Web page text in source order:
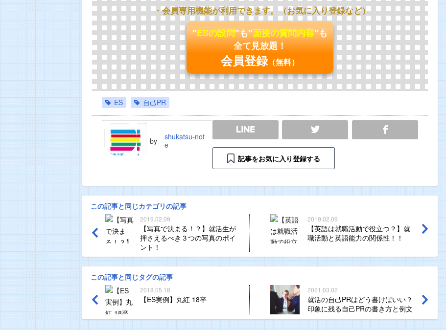
・会員専用機能が利用できます。（お気に入り登録など）
"ESの設問"も"面接の質問内容"も
全て見放題！
会員登録（無料）
ES 自己PR
by
shukatsu-not
e
LINE SHARE
記事をお気に入り登録する
この記事と同じカテゴリの記事
2019.02.09
【写真で決まる！？】就活生が
押さえるべき３つの写真のポイ
ント！
2019.02.09
【英語は就職活動で役立つ？】就
職活動と英語能力の関係性！！
この記事と同じタグの記事
2018.05.18
【ES実例】丸紅 18卒
2021.03.02
就活の自己PRはどう書けばいい？
印象に残る自己PRの書き方と例文